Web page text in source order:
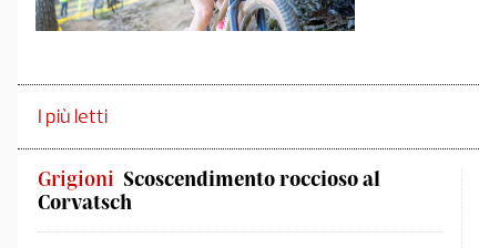
I più letti
Grigioni Scoscendimento roccioso al
Corvatsch